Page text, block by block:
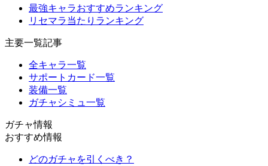
最強キャラおすすめランキング
リセマラ当たりランキング
主要一覧記事
全キャラ一覧
サポートカード一覧
装備一覧
ガチャシミュ一覧
ガチャ情報
おすすめ情報
どのガチャを引くべき？